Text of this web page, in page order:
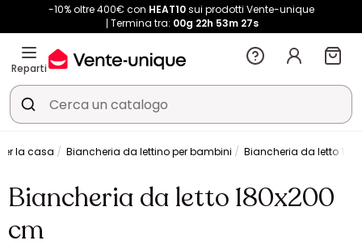
-10% oltre 400€ con HEAT10sui prodotti Vente-unique
Termina tra: 00g 22h 53m 27s
Reparti
la casa Biancheria da lettino per bambini Biancheria da letto
Biancheria da letto 180x200
cm